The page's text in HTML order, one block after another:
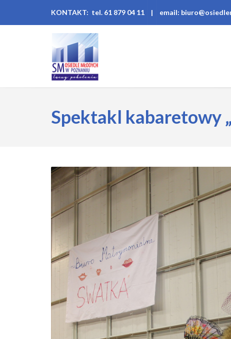
KONTAKT: tel. 61 879 04 11 | email:
Spektakl kabaretowy